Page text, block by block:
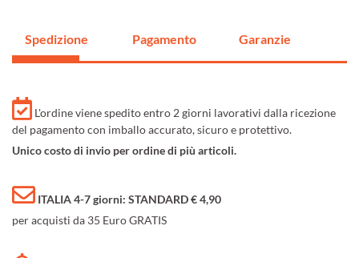
Spedizione Pagamento Garanzie
L'ordine viene spedito entro 2 giorni lavorativi dalla ricezione
del pagamento con imballo accurato, sicuro e protettivo.
Unico costo di invio per ordine di più articoli.
ITALIA 4-7 giorni: STANDARD € 4,90
per acquisti da 35 Euro GRATIS